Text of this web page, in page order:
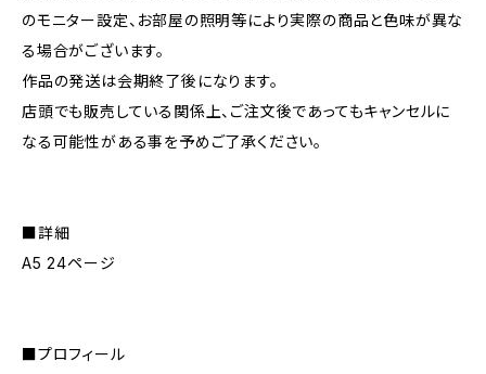
のモニター設定、お部屋の照明等により実際の商品と色味が異な
る場合がございます。
作品の発送は会期終了後になります。
店頭でも販売している関係上、ご注文後であってもキャンセルに
なる可能性がある事を予めご了承ください。
■詳細
A5 24ページ
■プロフィール